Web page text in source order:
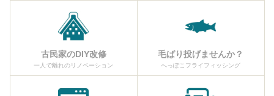
古民家のDIY改修
一人で離れのリノベーション
毛ばり投げませんか？
へっぽこフライフィッシング